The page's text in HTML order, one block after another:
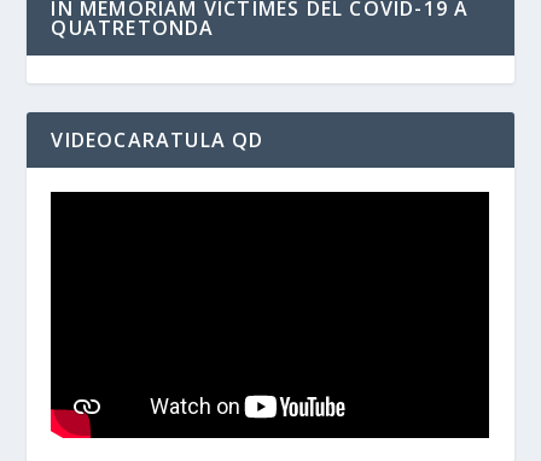
IN MEMORIAM VICTIMES DEL COVID-19 A
QUATRETONDA
VIDEOCARATULA QD